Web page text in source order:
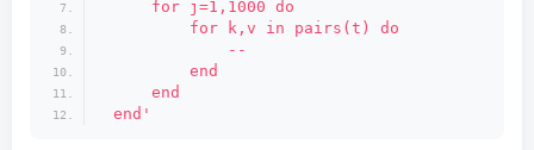
     for j=1,1000 do
         for k,v in pairs(t) do
             --
         end
     end
end'